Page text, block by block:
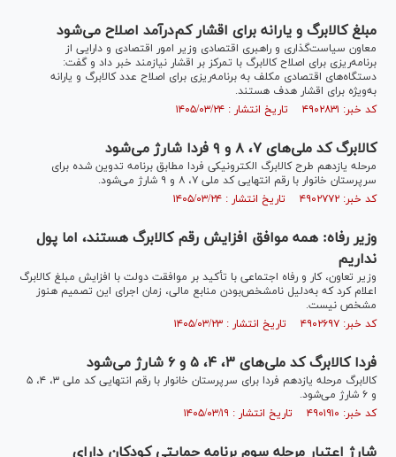
مبلغ کالابرگ و یارانه برای اقشار کم‌درآمد اصلاح می‌شود
معاون سیاست‌گذاری و راهبری اقتصادی وزیر امور اقتصادی و دارایی از
برنامه‌ریزی برای اصلاح کالابرگ با تمرکز بر اقشار نیازمند خبر داد و گفت:
دستگاه‌های اقتصادی مکلف به برنامه‌ریزی برای اصلاح عدد کالابرگ و یارانه
به‌ویژه برای اقشار هدف هستند.
کد خبر: ۴۹۰۲۸۳۱ تاریخ انتشار : ۱۴۰۵/۰۳/۲۴
کالابرگ کد ملی‌های ۷، ۸ و ۹ فردا شارژ می‌شود
مرحله یازدهم طرح کالابرگ الکترونیکی فردا مطابق برنامه تدوین شده برای
سرپرستان خانوار با رقم انتهایی کد ملی ۷، ۸ و ۹ شارژ می‌شود.
کد خبر: ۴۹۰۲۷۷۲ تاریخ انتشار : ۱۴۰۵/۰۳/۲۴
وزیر رفاه: همه موافق افزایش رقم کالابرگ هستند، اما پول
نداریم
وزیر تعاون، کار و رفاه اجتماعی با تأکید بر موافقت دولت با افزایش مبلغ کالابرگ
اعلام کرد که به‌دلیل نامشخص‌بودن منابع مالی، زمان اجرای این تصمیم هنوز
مشخص نیست.
کد خبر: ۴۹۰۲۶۹۷ تاریخ انتشار : ۱۴۰۵/۰۳/۲۳
فردا کالابرگ کد ملی‌های ۳، ۴، ۵ و ۶ شارژ می‌شود
کالابرگ مرحله یازدهم فردا برای سرپرستان خانوار با رقم انتهایی کد ملی ۳، ۴، ۵
و ۶ شارژ می‌شود.
کد خبر: ۴۹۰۱۹۱۰ تاریخ انتشار : ۱۴۰۵/۰۳/۱۹
شارژ اعتبار مرحله سوم برنامه حمایتی کودکان دارای